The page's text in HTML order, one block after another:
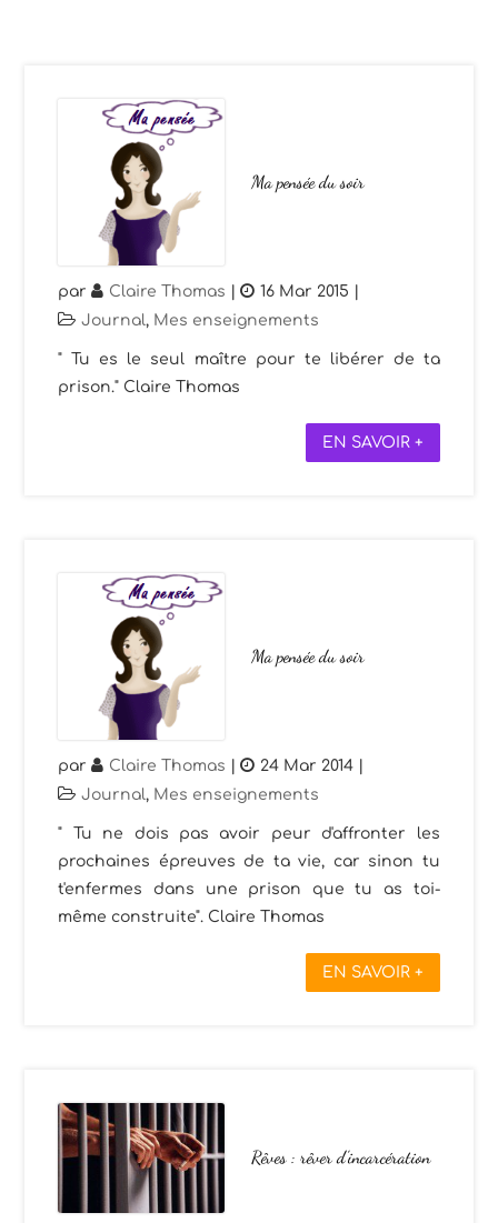
Ma pensée du soir
par Claire Thomas | 16 Mar 2015 |
Journal, Mes enseignements
" Tu es le seul maître pour te libérer de ta
prison." Claire Thomas
EN SAVOIR +
Ma pensée du soir
par Claire Thomas | 24 Mar 2014 |
Journal, Mes enseignements
" Tu ne dois pas avoir peur d'affronter les
prochaines épreuves de ta vie, car sinon tu
t'enfermes dans une prison que tu as toi-
même construite". Claire Thomas
EN SAVOIR +
Rêves : rêver d’incarcération